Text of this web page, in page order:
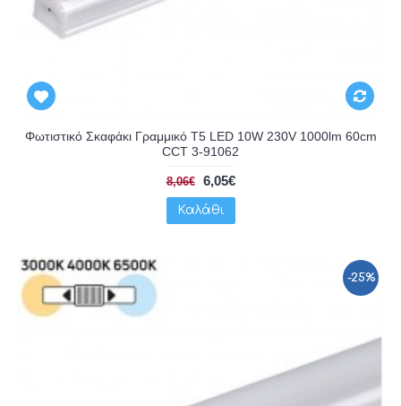
Φωτιστικό Σκαφάκι Γραμμικό T5 LED 10W 230V 1000lm 60cm
CCT 3-91062
8,06€ 6,05€
Καλάθι
-25%